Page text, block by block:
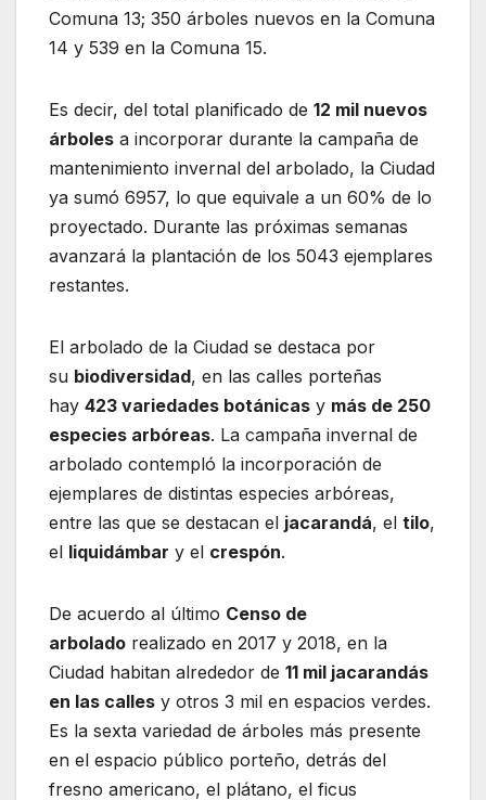
Comuna 13; 350 árboles nuevos en la Comuna
14 y 539 en la Comuna 15.
Es decir, del total planificado de 12 mil nuevos
árboles a incorporar durante la campaña de
mantenimiento invernal del arbolado, la Ciudad
ya sumó 6957, lo que equivale a un 60% de lo
proyectado. Durante las próximas semanas
avanzará la plantación de los 5043 ejemplares
restantes.
El arbolado de la Ciudad se destaca por
su biodiversidad, en las calles porteñas
hay 423 variedades botánicas y más de 250
especies arbóreas. La campaña invernal de
arbolado contempló la incorporación de
ejemplares de distintas especies arbóreas,
entre las que se destacan el jacarandá, el tilo,
el liquidámbar y el crespón.
De acuerdo al último Censo de
arbolado realizado en 2017 y 2018, en la
Ciudad habitan alrededor de 11 mil jacarandás
en las calles y otros 3 mil en espacios verdes.
Es la sexta variedad de árboles más presente
en el espacio público porteño, detrás del
fresno americano, el plátano, el ficus